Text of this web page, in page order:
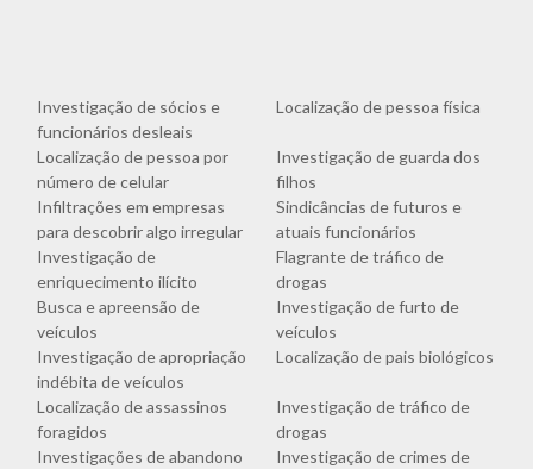
Investigação de sócios e
funcionários desleais
Localização de pessoa física
Localização de pessoa por
número de celular
Investigação de guarda dos
filhos
Infiltrações em empresas
para descobrir algo irregular
Sindicâncias de futuros e
atuais funcionários
Investigação de
enriquecimento ilícito
Flagrante de tráfico de
drogas
Busca e apreensão de
veículos
Investigação de furto de
veículos
Investigação de apropriação
indébita de veículos
Localização de pais biológicos
Localização de assassinos
foragidos
Investigação de tráfico de
drogas
Investigações de abandono
Investigação de crimes de